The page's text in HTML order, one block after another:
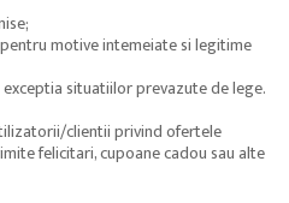
motive intemeiate si legitime
situatiilor prevazute de lege.
clientii privind ofertele
felicitari, cupoane cadou sau alte